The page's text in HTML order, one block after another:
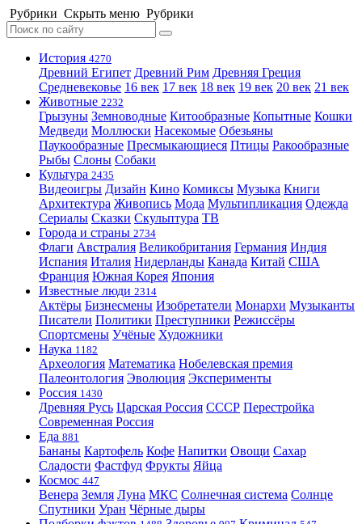
Рубрики Скрыть меню Рубрики
История 4270
Древний Египет Древний Рим Древняя Греция
Средневековье 16 век 17 век 18 век 19 век 20 век 21 век
Животные 2232
Грызуны Земноводные Китообразные Копытные Кошки
Медведи Моллюски Насекомые Обезьяны
Паукообразные Пресмыкающиеся Птицы Ракообразные
Рыбы Слоны Собаки
Культура 2435
Видеоигры Дизайн Кино Комиксы Музыка Книги
Архитектура Живопись Мода Мультипликация Одежда
Сериалы Сказки Скульптура ТВ
Города и страны 2734
Флаги Австралия Великобритания Германия Индия
Испания Италия Нидерланды Канада Китай США
Франция Южная Корея Япония
Известные люди 2314
Актёры Бизнесмены Изобретатели Монархи Музыканты
Писатели Политики Преступники Режиссёры
Спортсмены Учёные Художники
Наука 1182
Археология Математика Нобелевская премия
Палеонтология Эволюция Эксперименты
Россия 1430
Древняя Русь Царская Россия СССР Перестройка
Современная Россия
Еда 881
Бананы Картофель Кофе Напитки Овощи Сахар
Сладости Фастфуд Фрукты Яйца
Космос 447
Венера Земля Луна МКС Солнечная система Солнце
Спутники Уран Чёрные дыры